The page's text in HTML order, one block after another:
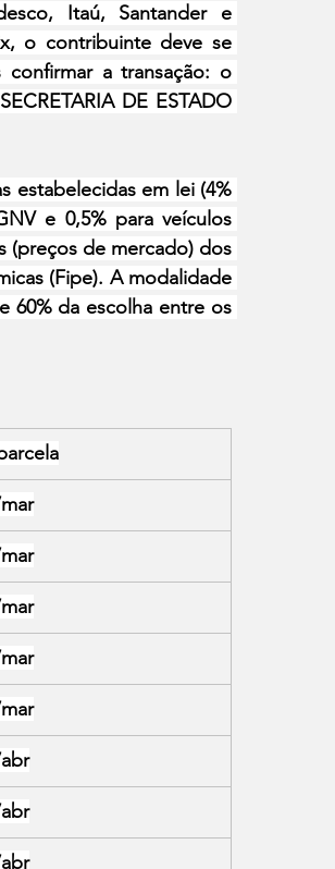
Itaú, Santander e
o contribuinte deve se
a transação: o
DE ESTADO
estabelecidas em lei (4%
e 0,5% para veículos
(preços de mercado) dos
(Fipe). A modalidade
60% da escolha entre os